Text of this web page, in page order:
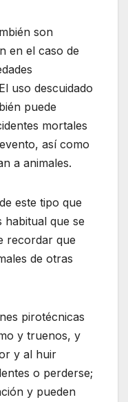
son
en el caso de
uso descuidado
puede
mortales
así como
a animales.
este tipo que
habitual que se
recordar que
de otras
pirotécnicas
y truenos, y
y al huir
o perderse;
y pueden